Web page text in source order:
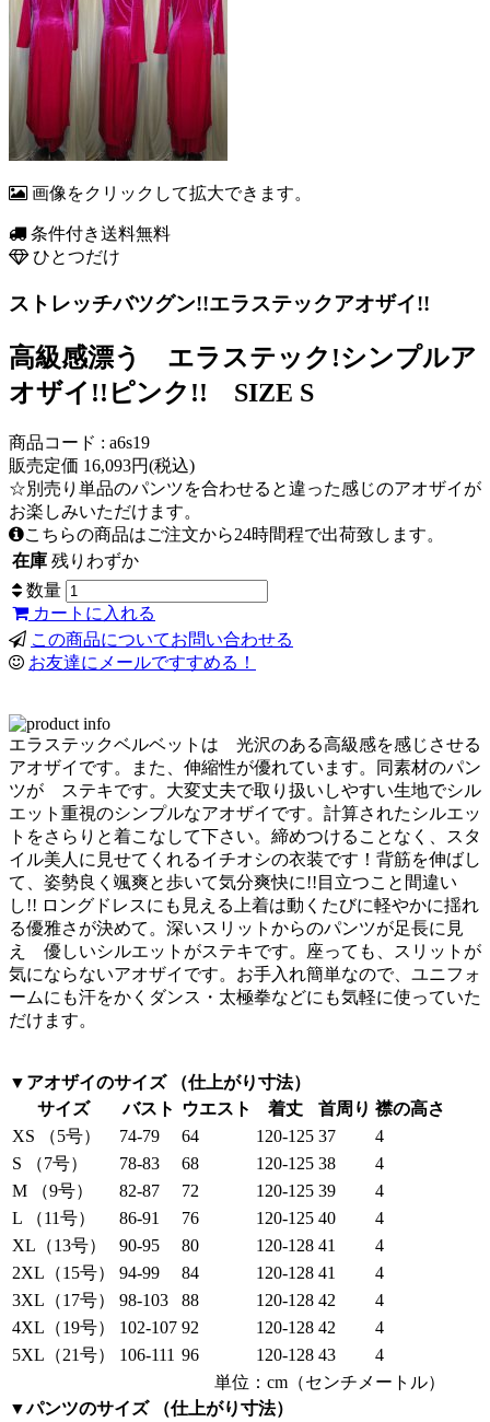
画像をクリックして拡大できます。
条件付き送料無料
ひとつだけ
ストレッチバツグン!!エラステックアオザイ!!
高級感漂う エラステック!シンプルア
オザイ!!ピンク!! SIZE S
商品コード : a6s19
販売定価 16,093円(税込)
☆別売り単品のパンツを合わせると違った感じのアオザイが
お楽しみいただけます。
こちらの商品はご注文から24時間程で出荷致します。
在庫 残りわずか
数量
カートに入れる
この商品についてお問い合わせる
お友達にメールですすめる！
エラステックベルベットは 光沢のある高級感を感じさせる
アオザイです。また、伸縮性が優れています。同素材のパン
ツが ステキです。大変丈夫で取り扱いしやすい生地でシル
エット重視のシンプルなアオザイです。計算されたシルエッ
トをさらりと着こなして下さい。締めつけることなく、スタ
イル美人に見せてくれるイチオシの衣装です！背筋を伸ばし
て、姿勢良く颯爽と歩いて気分爽快に!!目立つこと間違い
し!! ロングドレスにも見える上着は動くたびに軽やかに揺れ
る優雅さが決めて。深いスリットからのパンツが足長に見
え 優しいシルエットがステキです。座っても、スリットが
気にならないアオザイです。お手入れ簡単なので、ユニフォ
ームにも汗をかくダンス・太極拳などにも気軽に使っていた
だけます。
▼アオザイのサイズ （仕上がり寸法）
サイズ
バスト ウエスト 着丈 首周り 襟の高さ
XS （5号）
74-79 64 120-125 37
4
S （7号）
78-83 68 120-125 38
4
M （9号）
82-87 72 120-125 39
4
L （11号）
86-91 76 120-125 40
4
XL（13号）
90-95 80 120-128 41
4
2XL（15号）
94-99 84 120-128 41
4
3XL（17号）
98-103 88 120-128 42
4
4XL（19号）
102-107 92 120-128 42
4
5XL（21号）
106-111 96 120-128 43
4
単位：cm（センチメートル）
▼パンツのサイズ （仕上がり寸法）